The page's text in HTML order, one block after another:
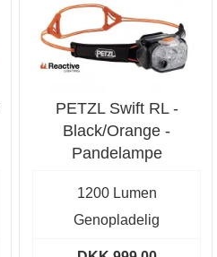
PETZL Swift RL -
Black/Orange -
Pandelampe
1200 Lumen
Genopladelig